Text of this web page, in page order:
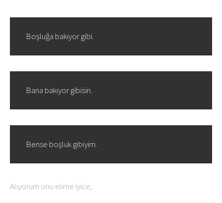
Boşluğa bakıyor gibi.
Bana bakıyor gibisin.
Bense boşluk gibiyim.
Alıyorum onu elime iyice,